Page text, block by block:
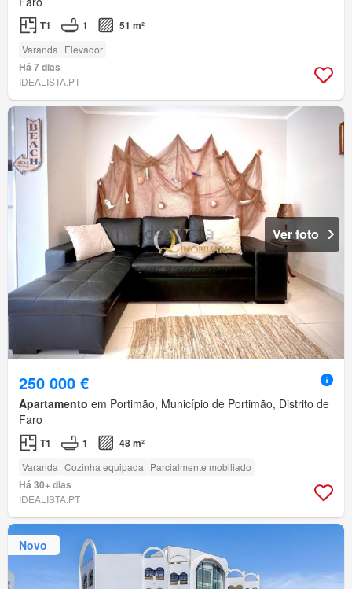
T1 1 51 m²
Varanda Elevador
Há 7 dias
IDEALISTA.PT
Ver foto
250 000 €
Apartamento em Portimão, Município de Portimão, Distrito de
Faro
T1 1 48 m²
Varanda Cozinha equipada Parcialmente mobiliado
Há 30+ dias
IDEALISTA.PT
Novo